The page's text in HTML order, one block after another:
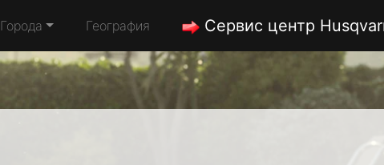
Города География Сервис центр